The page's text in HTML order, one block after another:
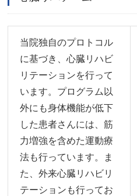
当院独自のプロトコル
に基づき、心臓リハビ
リテーションを行って
います。プログラム以
外にも身体機能が低下
した患者さんには、筋
力増強を含めた運動療
法も行っています。ま
た、外来心臓リハビリ
テーションも行ってお